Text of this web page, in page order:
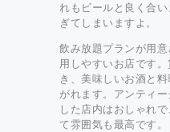
れもビールと良く合
ぎてしまいますよ。
飲み放題プランが用
用しやすいお店です
き、美味しいお酒と
がれます。アンティ
した店内はおしゃれ
て雰囲気も最高です。